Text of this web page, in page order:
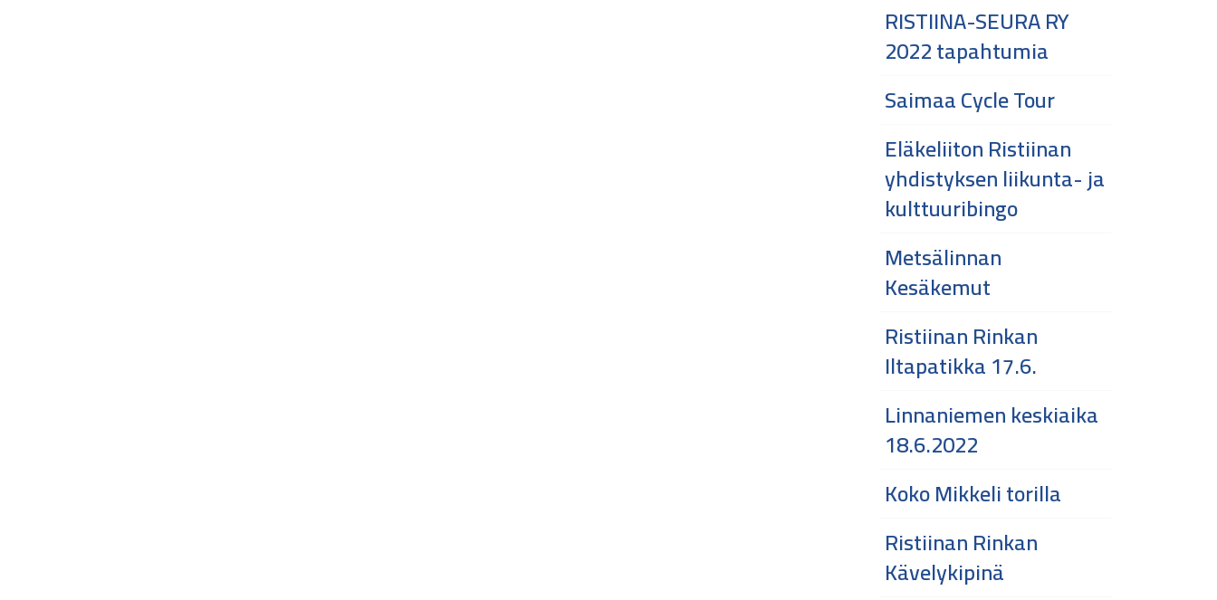
RISTIINA-SEURA RY
2022 tapahtumia
Saimaa Cycle Tour
Eläkeliiton Ristiinan
yhdistyksen liikunta- ja
kulttuuribingo
Metsälinnan
Kesäkemut
Ristiinan Rinkan
Iltapatikka 17.6.
Linnaniemen keskiaika
18.6.2022
Koko Mikkeli torilla
Ristiinan Rinkan
Kävelykipinä